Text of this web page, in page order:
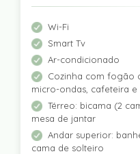
Wi-Fi
Smart Tv
Ar-condicionado
Cozinha com fogão
micro-ondas, cafeteira e
Térreo: bicama (2
mesa de jantar
Andar superior:
cama de solteiro